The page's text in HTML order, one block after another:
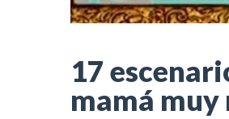
17
mamá muy